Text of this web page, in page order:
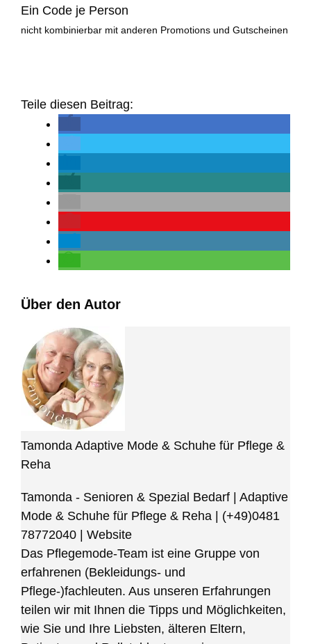
Ein Code je Person
nicht kombinierbar mit anderen Promotions und Gutscheinen
Teile diesen Beitrag:
Über den Autor
Tamonda Adaptive Mode & Schuhe für Pflege &
Reha
Tamonda - Senioren & Spezial Bedarf | Adaptive
Mode & Schuhe für Pflege & Reha
(+49)0481
78772040
Website
Das Pflegemode-Team ist eine Gruppe von
erfahrenen (Bekleidungs- und
Pflege-)fachleuten. Aus unseren Erfahrungen
teilen wir mit Ihnen die Tipps und Möglichkeiten,
wie Sie und Ihre Liebsten, älteren Eltern,